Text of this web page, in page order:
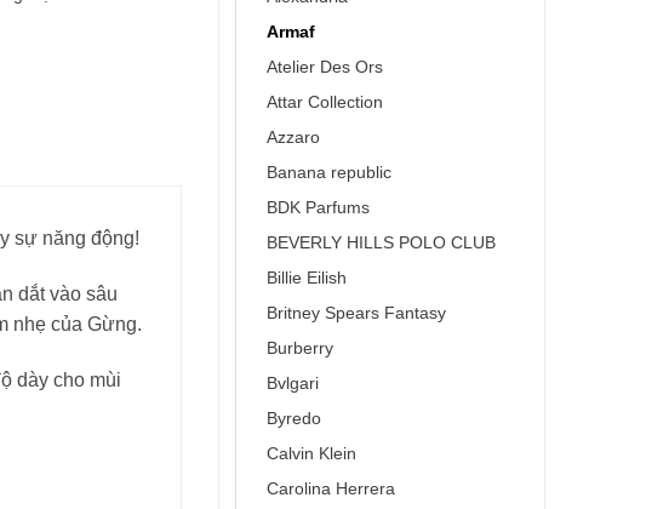
Armaf
Atelier Des Ors
Attar Collection
Azzaro
Banana republic
BDK Parfums
BEVERLY HILLS POLO CLUB
Billie Eilish
Britney Spears Fantasy
Burberry
Bvlgari
Byredo
Calvin Klein
Carolina Herrera
sự năng động!
dắt vào sâu
nhẹ của Gừng.
dày cho mùi